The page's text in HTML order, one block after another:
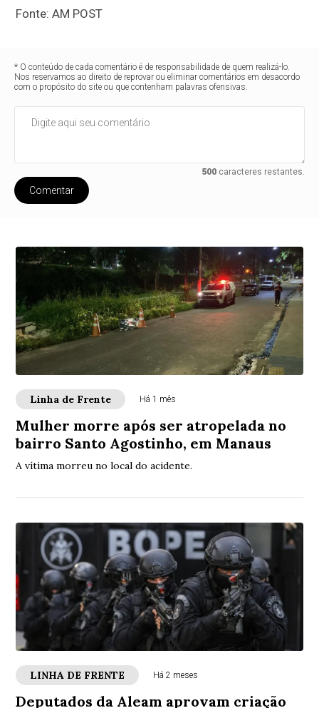
Fonte: AM POST
* O conteúdo de cada comentário é de responsabilidade de quem realizá-lo.
Nos reservamos ao direito de reprovar ou eliminar comentários em desacordo
com o propósito do site ou que contenham palavras ofensivas.
500caracteres restantes.
Comentar
Linha de Frente Há 1 mês
Mulher morre após ser atropelada no
bairro Santo Agostinho, em Manaus
A vítima morreu no local do acidente.
LINHA DE FRENTE Há 2 meses
Deputados da Aleam aprovam criação